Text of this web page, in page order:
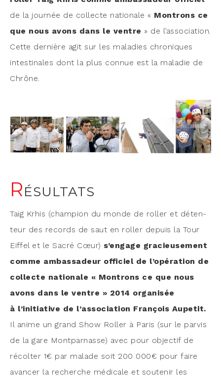
de la jour­née de col­lecte natio­nale « Mon­trons ce
que nous avons dans le ventre » de l’association.
Cette der­nière agit sur les mala­dies chro­niques
intes­ti­nales dont la plus connue est la mala­die de
Chrône.
RÉSULTATS
Taig Krhis (cham­pion du monde de rol­ler et déten­
teur des records de saut en rol­ler depuis la Tour
Eif­fel et le Sacré Cœur) s’engage gra­cieu­se­ment
comme ambas­sa­deur offi­ciel de l’opération de
col­lecte natio­nale « Mon­trons ce que nous
avons dans le ventre » 2014 orga­ni­sée
à l’initiative de l’association Fran­çois Aupe­tit.
Il anime un grand Show Rol­ler à Paris (sur le par­vis
de la gare Mont­par­nasse) avec pour objec­tif de
récol­ter 1€ par malade soit 200 000€ pour faire
avan­cer la recherche médi­cale et sou­te­nir les